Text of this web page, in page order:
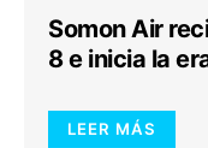
Somon Air
8 e inicia la
LEER MÁS